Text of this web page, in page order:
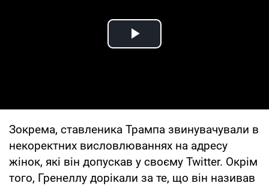
Play Video
Зокрема, ставленика Трампа звинувачували в
некоректних висловлюваннях на адресу
жінок, які він допускав у своєму Twitter. Окрім
того, Гренеллу дорікали за те, що він називав